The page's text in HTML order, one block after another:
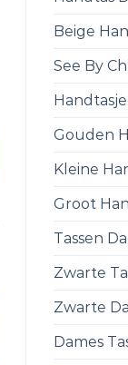
Beige
See By
Handtasje
Gouden
Kleine
Groot
Tassen
Zwarte
Zwarte
Dames